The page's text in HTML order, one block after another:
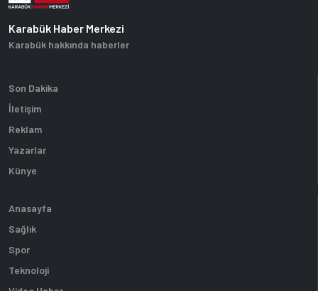
Karabük Haber Merkezi
Karabük hakkında haberler
Son Dakika
İletişim
Reklam
Yazarlar
Künye
Anasayfa
Sağlık
Spor
Teknoloji